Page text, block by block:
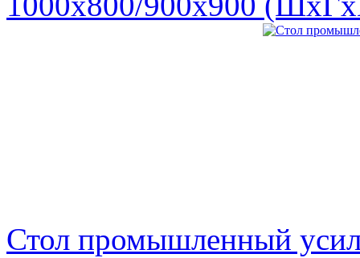
Стол промышленный